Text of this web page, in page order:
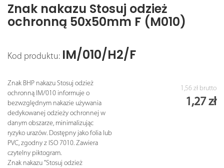
Znak nakazu Stosuj odzież
ochronną 50x50mm F (M010)
Kod produktu: IM/010/H2/F
Znak BHP nakazu Stosuj odzież
ochronną IM/010 informuje o
bezwzględnym nakazie używania
dedykowanej odzieży ochronnej w
danym obszarze, minimalizując
ryzyko urazów. Dostępny jako folia lub
PVC, zgodny z ISO 7010. Zawiera
czytelny piktogram.
Znak nakazu "Stosuj odzież
1,56 zł brutto
1,27 zł